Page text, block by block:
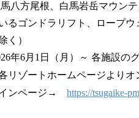
八方尾根、白馬岩岳マウン
るゴンドラリフト、ロープ
く）
年6月1日（月）～ 各施設の
リゾートホームページよりオ
ンページ→ https://tsugaike-